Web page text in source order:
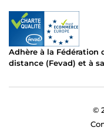
Adhère à la Fédération
distance (Fevad) et à
©